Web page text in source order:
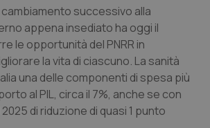
successivo alla
appena insediato ha oggi il
le opportunità del PNRR in
la vita di ciascuno. La sanità
una delle componenti di spesa più
al PIL, circa il 7%, anche se con
di riduzione di quasi 1 punto